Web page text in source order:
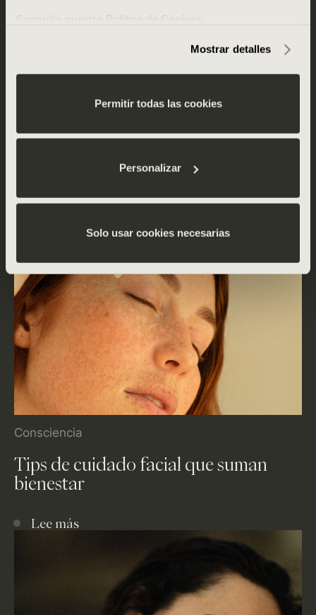
Mostrar detalles
Permitir todas las cookies
Personalizar
Solo usar cookies necesarias
Holistic Diary
Recontecta contigo misma con The
Consciencia
Tips de cuidado facial que suman
bienestar
Lee más